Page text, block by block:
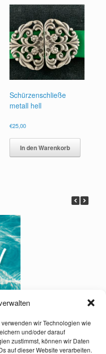
wir Technologien wie
und/oder darauf
zustimmst, können wir Daten
auf dieser Website verarbeiten.
Schürzenschließe
metall hell
€25,00
In den Warenkorb